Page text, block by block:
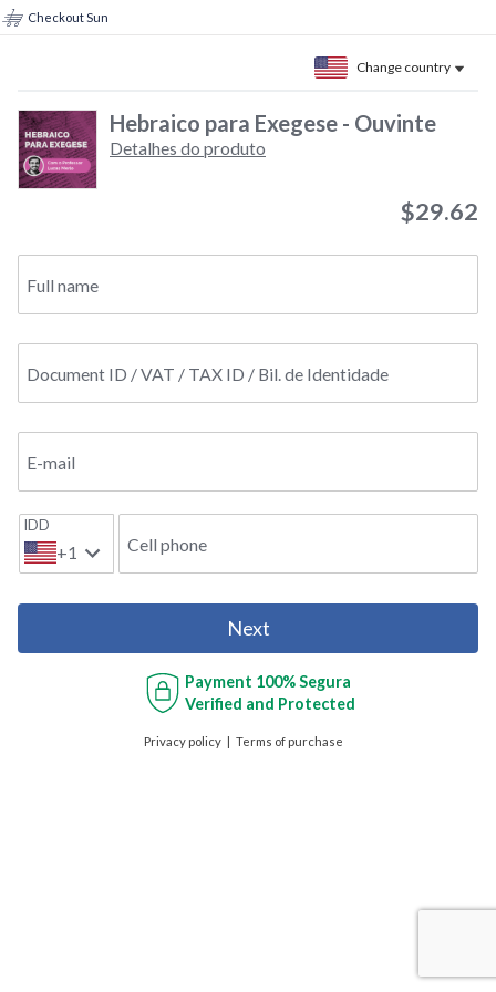
Checkout Sun
Change country
Hebraico para Exegese - Ouvinte
Detalhes do produto
$29.62
Full name
Document ID / VAT / TAX ID / Bil. de Identidade
E-mail
IDD
+1 Cell phone
Next
Payment 100% Segura
Verified and Protected
Privacy policy Terms of purchase